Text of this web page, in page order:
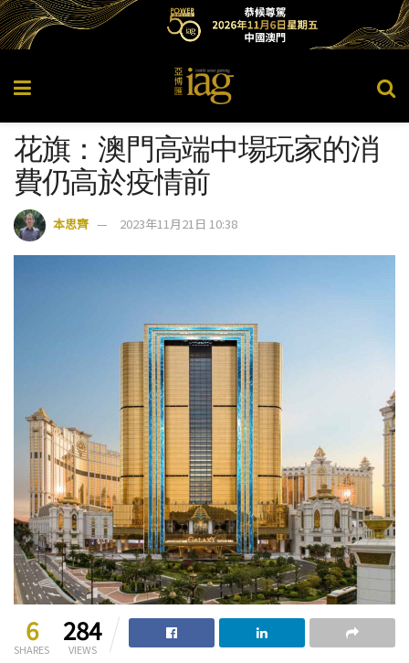
花旗：澳門高端中場玩家的消
費仍高於疫情前
本思齊 2023年11月21日 10:38
6
SHARES
284
VIEWS